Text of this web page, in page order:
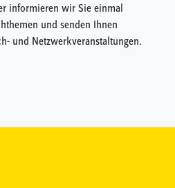
informieren wir Sie einmal
und senden Ihnen
und Netzwerkveranstaltungen.